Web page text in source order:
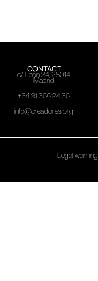
CONTACT
c/ León 24, 28014
Madrid
+34 91 366 24 36
info@creadores.org
Legal warning